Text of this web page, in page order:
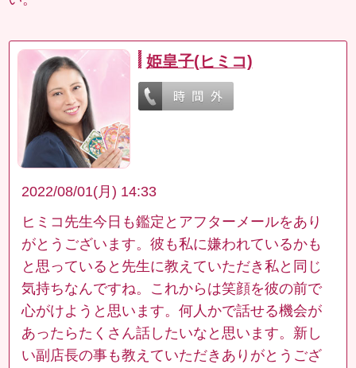
姫皇子(ヒミコ)
2022/08/01(月) 14:33
ヒミコ先生今日も鑑定とアフターメールをあり
がとうございます。彼も私に嫌われているかも
と思っていると先生に教えていただき私と同じ
気持ちなんですね。これからは笑顔を彼の前で
心がけようと思います。何人かで話せる機会が
あったらたくさん話したいなと思います。新し
い副店長の事も教えていただきありがとうござ